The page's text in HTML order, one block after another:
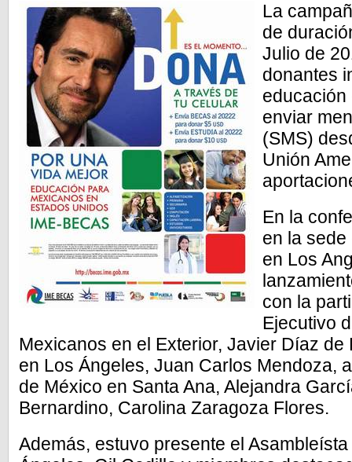
La
de
Julio de
donantes
educación
enviar
(SMS)
Unión
En la
en la
en Los
con la
Ejecutivo
Mexicanos en el Exterior, Javier Díaz
en Los Ángeles, Juan Carlos Mendoza,
de México en Santa Ana, Alejandra
Bernardino, Carolina Zaragoza Flores.
Además, estuvo presente el